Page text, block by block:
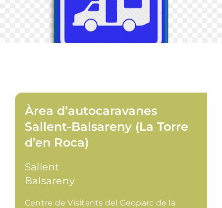
Àrea d’autocaravanes
Sallent-Balsareny (La Torre
d’en Roca)
Sallent
Balsareny
Centre de Visitants del Geoparc de la